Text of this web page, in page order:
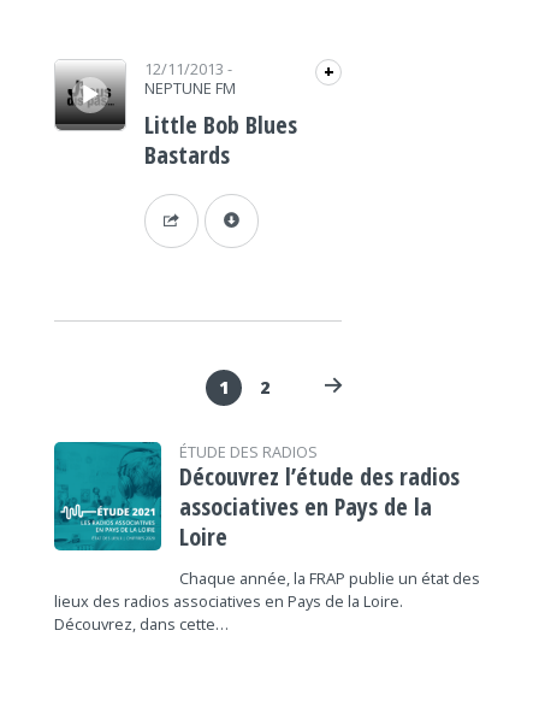
Lecteur audio 12/11/2013 -
NEPTUNE FM
+
Little Bob Blues
Bastards
1 2
ÉTUDE DES RADIOS
Découvrez l’étude des radios
associatives en Pays de la
Loire
Chaque année, la FRAP publie un état des
lieux des radios associatives en Pays de la Loire.
Découvrez, dans cette…